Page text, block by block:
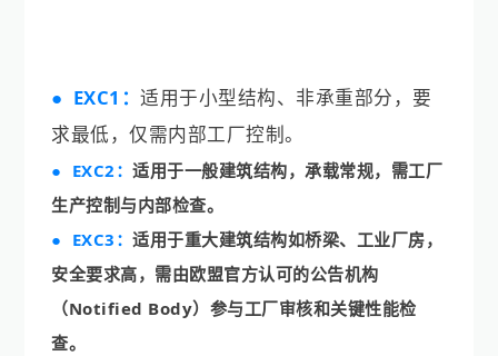
● EXC1：适用于小型结构、非承重部分，要
求最低，仅需内部工厂控制。
● EXC2：适用于一般建筑结构，承载常规，需工厂
生产控制与内部检查。
● EXC3：适用于重大建筑结构如桥梁、工业厂房，
安全要求高，需由欧盟官方认可的公告机构
（Notified Body）参与工厂审核和关键性能检
查。